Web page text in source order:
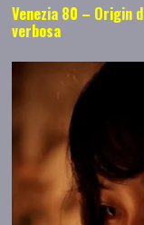
Venezia 80 – Origin
verbosa